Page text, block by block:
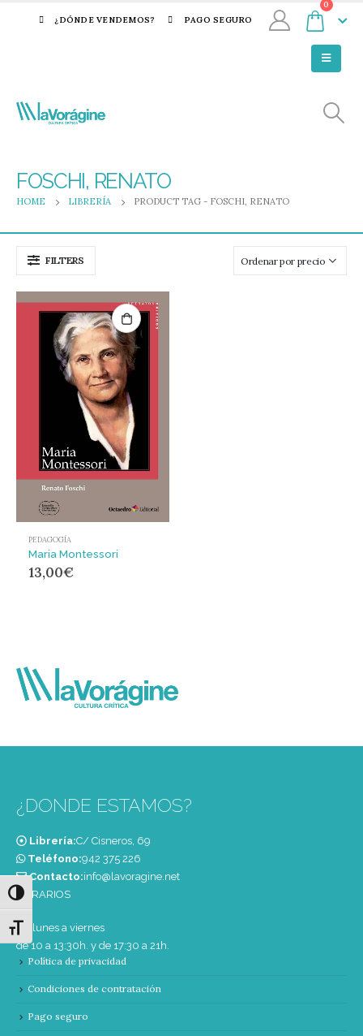
Alternar alto contraste
Alternar tamaño de letra
¿DÓNDE VENDEMOS? PAGO SEGURO
0
FOSCHI, RENATO
HOME LIBRERÍA PRODUCT TAG - FOSCHI, RENATO
FILTERS
PEDAGOGÍA
Maria Montessori
13,00€
¿DONDE ESTAMOS?
Librería:C/ Cisneros, 69
Teléfono:‭942 375 226‬
Contacto:info@lavoragine.net
HORARIOS
De lunes a viernes
de 10 a 13:30h. y de 17:30 a 21h.
Política de privacidad
Condiciones de contratación
Pago seguro